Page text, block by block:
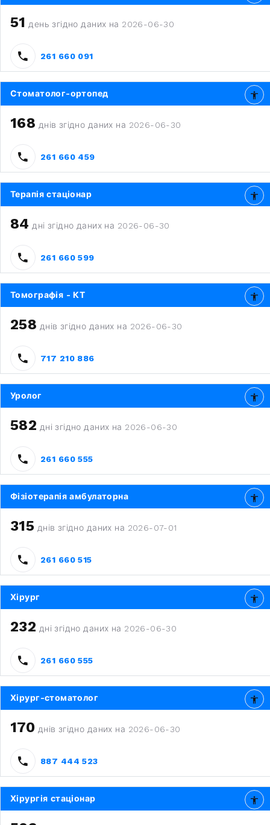
51 день згідно даних на 2026-06-30
261 660 091
Стоматолог-ортопед
168 днів згідно даних на 2026-06-30
261 660 459
Терапія стаціонар
84 дні згідно даних на 2026-06-30
261 660 599
Томографія - КТ
258 днів згідно даних на 2026-06-30
717 210 886
Уролог
582 дні згідно даних на 2026-06-30
261 660 555
Фізіотерапія амбулаторна
315 днів згідно даних на 2026-07-01
261 660 515
Хірург
232 дні згідно даних на 2026-06-30
261 660 555
Хірург-стоматолог
170 днів згідно даних на 2026-06-30
887 444 523
Хірургія стаціонар